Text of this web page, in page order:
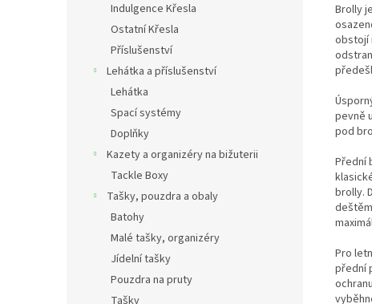
Indulgence Křesla
Ostatní Křesla
Příslušenství
Lehátka a příslušenství
Lehátka
Spací systémy
Doplňky
Kazety a organizéry na bižuterii
Tackle Boxy
Tašky, pouzdra a obaly
Batohy
Malé tašky, organizéry
Jídelní tašky
Pouzdra na pruty
Tašky
Brolly
obstojí
pevně
pod
Přední
brolly.
Pro
přední